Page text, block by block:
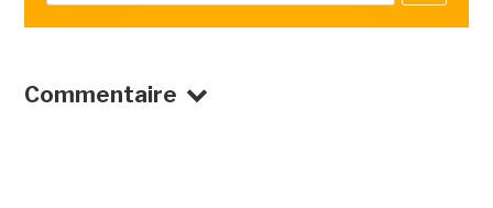
Commentaire